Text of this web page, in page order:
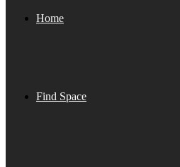
Home
Find Space